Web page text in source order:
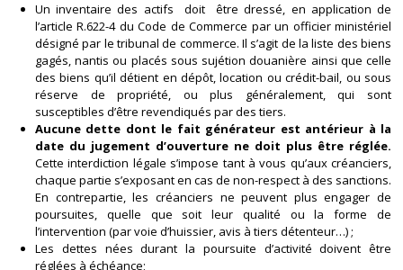
Un inventaire des actifs doit être dressé, en application de
l’article R.622-4 du Code de Commerce par un officier ministériel
désigné par le tribunal de commerce. Il s’agit de la liste des biens
gagés, nantis ou placés sous sujétion douanière ainsi que celle
des biens qu’il détient en dépôt, location ou crédit-bail, ou sous
réserve de propriété, ou plus généralement, qui sont
susceptibles d’être revendiqués par des tiers.
Aucune dette dont le fait générateur est antérieur à la
date du jugement d’ouverture ne doit plus être réglée.
Cette interdiction légale s’impose tant à vous qu’aux créanciers,
chaque partie s’exposant en cas de non-respect à des sanctions.
En contrepartie, les créanciers ne peuvent plus engager de
poursuites, quelle que soit leur qualité ou la forme de
l’intervention (par voie d’huissier, avis à tiers détenteur…) ;
Les dettes nées durant la poursuite d’activité doivent être
réglées à échéance;